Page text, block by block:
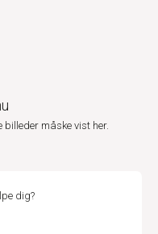
billeder måske vist her.
dig?